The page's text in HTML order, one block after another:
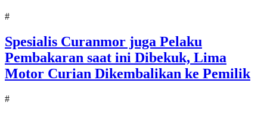
#
Spesialis Curanmor juga Pelaku
Pembakaran saat ini Dibekuk, Lima
Motor Curian Dikembalikan ke Pemilik
#